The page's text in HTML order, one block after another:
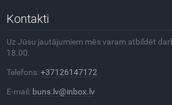
Kontakti
Uz Jūsu jautājumiem mēs varam atbildēt
18.00.
Telefons:+37126147172
E-mail: buns.lv@inbox.lv